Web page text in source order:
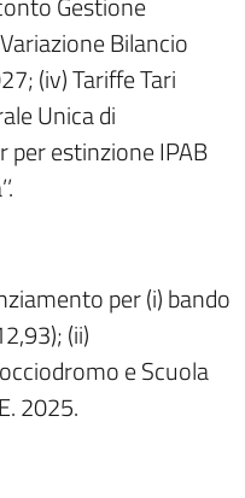
Bilancio
(iv) Tariffe Tari
Unica di
per estinzione IPAB
per (i) bando
(ii)
e Scuola
2025.